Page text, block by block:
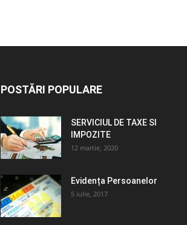
POSTĂRI POPULARE
SERVICIUL DE TAXE SI
IMPOZITE
12 martie, 2020
Evidența Persoanelor
5 iulie, 2017